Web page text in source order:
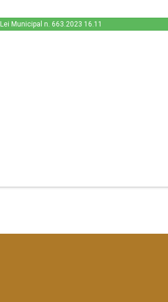
Lei Municipal n. 663.2023 16.11